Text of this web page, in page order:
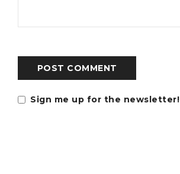
POST COMMENT
Sign me up for the newsletter!